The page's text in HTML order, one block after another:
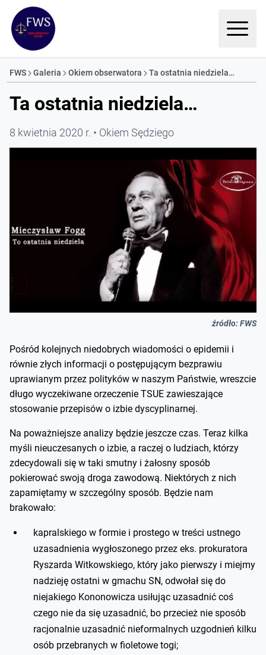
FWS Galeria Okiem obserwatora Ta ostatnia niedziela…
Ta ostatnia niedziela…
8 kwietnia 2020 r. Okiem Sędziego
źródło: FWS
Pośród kolejnych niedobrych wiadomości o epidemii i
równie złych informacji o postępującym bezprawiu
uprawianym przez polityków w naszym Państwie, wreszcie
długo wyczekiwane orzeczenie TSUE zawieszające
stosowanie przepisów o izbie dyscyplinarnej.
Na poważniejsze analizy będzie jeszcze czas. Teraz kilka
myśli nieuczesanych o izbie, a raczej o ludziach, którzy
zdecydowali się w taki smutny i żałosny sposób
pokierować swoją droga zawodową. Niektórych z nich
zapamiętamy w szczególny sposób. Będzie nam
brakowało:
kapralskiego w formie i prostego w treści ustnego
uzasadnienia wygłoszonego przez eks. prokuratora
Ryszarda Witkowskiego, który jako pierwszy i miejmy
nadzieję ostatni w gmachu SN, odwołał się do
niejakiego Kononowicza usiłując uzasadnić coś
czego nie da się uzasadnić, bo przecież nie sposób
racjonalnie uzasadnić nieformalnych uzgodnień kilku
osób przebranych w fioletowe togi;